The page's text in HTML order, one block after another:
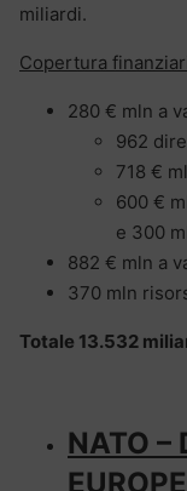
miliardi.
Copertura
280 € mln a
962
718 €
600 €
e 300
882 € mln a
370 mln
Totale 13.532
NATO –